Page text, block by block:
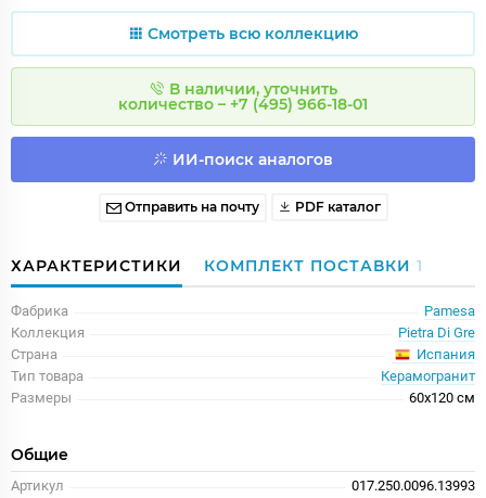
Смотреть всю коллекцию
В наличии, уточнить
количество – +7 (495) 966-18-01
ИИ-поиск аналогов
Отправить на почту PDF каталог
ХАРАКТЕРИСТИКИ КОМПЛЕКТ ПОСТАВКИ 1
Фабрика
Pamesa
Коллекция
Pietra Di Gre
Страна
Испания
Тип товара
Керамогранит
Размеры
60x120 см
Общие
Артикул
017.250.0096.13993